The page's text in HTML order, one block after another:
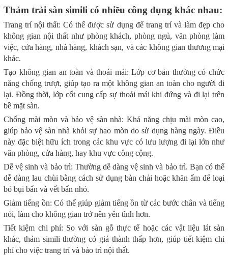
Thảm trải sàn simili có nhiều công dụng khác nhau:
Trang trí nội thất: Có thể được sử dụng để trang trí và làm đẹp cho
không gian nội thất như phòng khách, phòng ngủ, văn phòng làm
việc, cửa hàng, nhà hàng, khách sạn, và các không gian thương mại
khác.
Tạo không gian an toàn và thoải mái: Lớp cơ bản thường có chức
năng chống trượt, giúp tạo ra một không gian an toàn cho người đi
lại. Đồng thời, lớp cốt cung cấp sự thoải mái khi đứng và đi lại trên
bề mặt sàn.
Chống mài mòn và bảo vệ sàn nhà: Khả năng chịu mài mòn cao,
giúp bảo vệ sàn nhà khỏi sự hao mòn do sử dụng hàng ngày. Điều
này đặc biệt hữu ích trong các khu vực có lưu lượng đi lại lớn như
văn phòng, cửa hàng, hay khu vực công cộng.
Dễ vệ sinh và bảo trì: Thường dễ dàng vệ sinh và bảo trì. Bạn có thể
dễ dàng lau chùi bằng cách sử dụng bàn chải hoặc khăn ẩm để loại
bỏ bụi bẩn và vết bẩn nhỏ.
Giảm tiếng ồn: Có thể giúp giảm tiếng ồn từ các bước chân và tiếng
nói, làm cho không gian trở nên yên tĩnh hơn.
Tiết kiệm chi phí: So với sàn gỗ thực tế hoặc các vật liệu lát sàn
khác, thảm simili thường có giá thành thấp hơn, giúp tiết kiệm chi
phí cho việc trang trí và bảo trì nội thất.